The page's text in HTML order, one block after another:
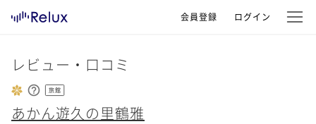
会員登録 ログイン
レビュー・口コミ
旅館
あかん遊久の里鶴雅